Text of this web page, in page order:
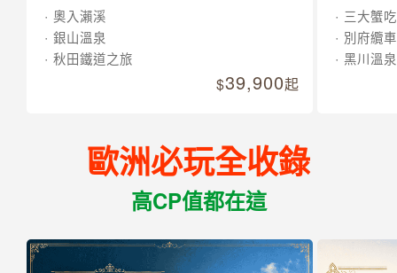
奧入瀨溪
銀山溫泉
秋田鐵道之旅
39,900起
三大蟹
別府纜車
黑川溫泉
歐洲必玩全收錄
高CP值都在這